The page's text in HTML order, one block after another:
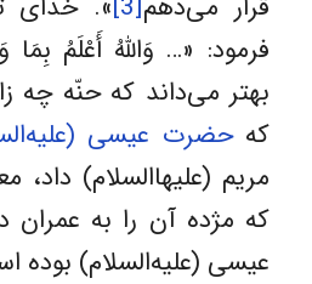
فرمود: «… وَاللَّهُ أَعْلَمُ
بهتر مى‌داند که حنّه چه
کهحضرت عیسی
مریم (علیهاالسلام)
که مژده آن را به عمران
عیسى (علیه‌السلام) بوده